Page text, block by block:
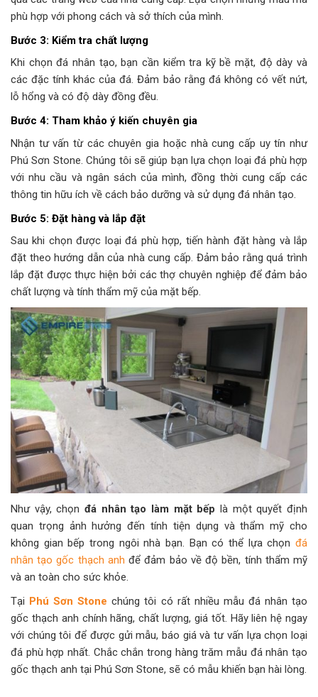
phù hợp với phong cách và sở thích của mình.
Bước 3: Kiểm tra chất lượng
Khi chọn đá nhân tạo, bạn cần kiểm tra kỹ bề mặt, độ dày và
các đặc tính khác của đá. Đảm bảo rằng đá không có vết nứt,
lỗ hổng và có độ dày đồng đều.
Bước 4: Tham khảo ý kiến chuyên gia
Nhận tư vấn từ các chuyên gia hoặc nhà cung cấp uy tín như
Phú Sơn Stone. Chúng tôi sẽ giúp bạn lựa chọn loại đá phù hợp
với nhu cầu và ngân sách của mình, đồng thời cung cấp các
thông tin hữu ích về cách bảo dưỡng và sử dụng đá nhân tạo.
Bước 5: Đặt hàng và lắp đặt
Sau khi chọn được loại đá phù hợp, tiến hành đặt hàng và lắp
đặt theo hướng dẫn của nhà cung cấp. Đảm bảo rằng quá trình
lắp đặt được thực hiện bởi các thợ chuyên nghiệp để đảm bảo
chất lượng và tính thẩm mỹ của mặt bếp.
Như vậy, chọn đá nhân tạo làm mặt bếp là một quyết định
quan trọng ảnh hưởng đến tính tiện dụng và thẩm mỹ cho
không gian bếp trong ngôi nhà bạn. Bạn có thể lựa chọn đá
nhân tạo gốc thạch anh để đảm bảo về độ bền, tính thẩm mỹ
và an toàn cho sức khỏe.
Tại Phú Sơn Stone chúng tôi có rất nhiều mẫu đá nhân tạo
gốc thạch anh chính hãng, chất lượng, giá tốt. Hãy liên hệ ngay
với chúng tôi để được gửi mẫu, báo giá và tư vấn lựa chọn loại
đá phù hợp nhất. Chắc chắn trong hàng trăm mẫu đá nhân tạo
gốc thạch anh tại Phú Sơn Stone, sẽ có mẫu khiến bạn hài lòng.